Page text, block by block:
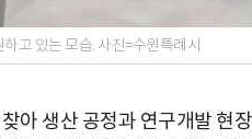
고 있는 모습. 사진=수원특례시
아 생산 공정과 연구개발 현